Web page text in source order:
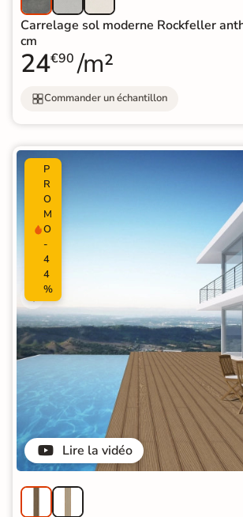
Carrelage sol moderne Rockfeller
cm
24€90 /m²
Commander un échantillon
Lire la vidéo
P
R
O
M
O
-
4
4
%